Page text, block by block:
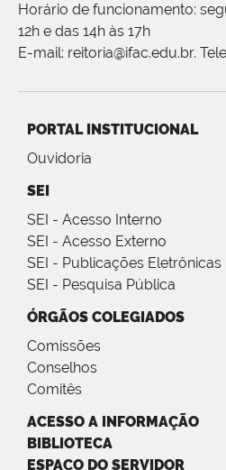
Horário de funcionamento:
12h e das 14h às 17h
E-mail: reitoria@ifac.edu.br.
PORTAL INSTITUCIONAL
Ouvidoria
SEI
SEI - Acesso Interno
SEI - Acesso Externo
SEI - Publicações Eletrônicas
SEI - Pesquisa Pública
ÓRGÃOS COLEGIADOS
Comissões
Conselhos
Comitês
ACESSO A INFORMAÇÃO
BIBLIOTECA
ESPAÇO DO SERVIDOR